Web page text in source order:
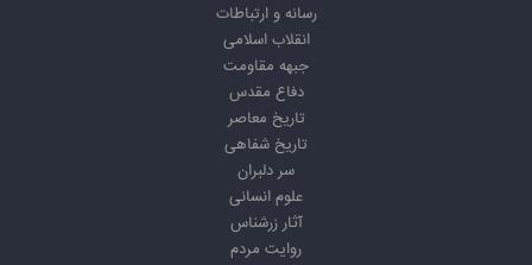
رسانه و ارتباطات
انقلاب اسلامی
جبهه مقاومت
دفاع مقدس
تاریخ معاصر
تاریخ شفاهی
سر دلبران
علوم انسانی
آثار زرشناس
روایت مردم